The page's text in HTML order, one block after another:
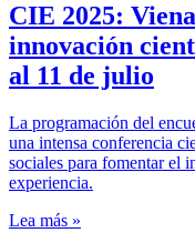
CIE 2025:
innovación
al 11 de julio
La programación del
una intensa conferencia
sociales para fomentar el
experiencia.
Lea más »